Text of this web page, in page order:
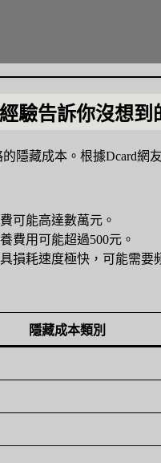
驗告訴你沒想到
隱藏成本。根據Dcard網
可能高達數萬元。
費用可能超過500元。
損耗速度極快，可能需要
隱藏成本類別